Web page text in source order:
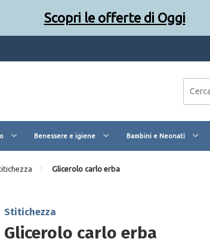
Benessere e igiene Bambini e Neonati
Glicerolo carlo erba
Stitichezza
Glicerolo carlo erba
Scopri le offerte di Oggi